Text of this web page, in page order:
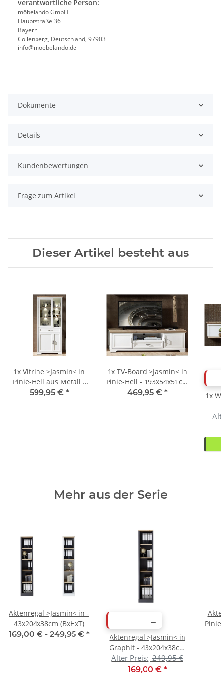
verantwortliche Person:
möbelando GmbH
Hauptstraße 36
Bayern
Collenberg, Deutschland, 97903
info@moebelando.de
Dokumente
Details
Kundenbewertungen
Frage zum Artikel
Dieser Artikel besteht aus
1x Vitrine >Jasmin< in
Pinie-Hell aus Metall -
93x204x42cm (BxHxT)
599,95 € *
1x TV-Board >Jasmin< in
Pinie-Hell - 193x54x51cm
(BxHxT)
469,95 € * 1x
Mehr aus der Serie
Aktenregal >Jasmin< in -
43x204x38cm (BxHxT)
169,00 € - 249,95 € *
Aktenregal >Jasmin< in
Graphit - 43x204x38cm
(BxHxT)
Alter Preis: 249,95 €
169,00 € *